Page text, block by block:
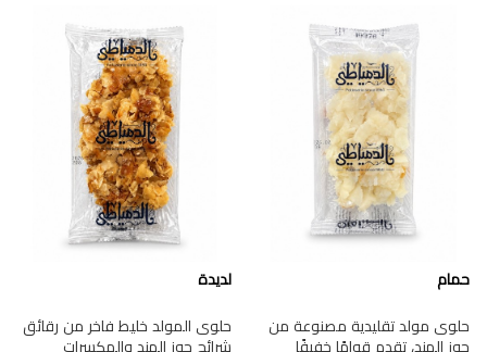
حمام
حلوى مولد تقليدية مصنوعة من
جوز الهند، تقدم قوامًا خفيفًا
لديدة
حلوى المولد خليط فاخر من رقائق
شرائح جوز الهند والمكسرات